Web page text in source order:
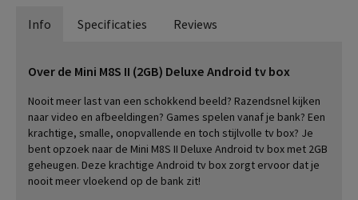
Info Specificaties Reviews
Over de Mini M8S II (2GB) Deluxe Android tv box
Nooit meer last van een schokkend beeld? Razendsnel kijken
naar video en afbeeldingen? Games spelen vanaf je bank? Een
krachtige, smalle, onopvallende en toch stijlvolle tv box? Je
bent opzoek naar de Mini M8S II Deluxe Android tv box met 2GB
geheugen. Deze krachtige Android tv box zorgt ervoor dat je
nooit meer vloekend op de bank zit!